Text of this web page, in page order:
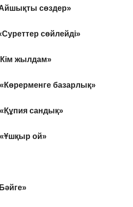
сөздер»
сөйлейді»
жылдам»
базарлық»
сандық»
ой»